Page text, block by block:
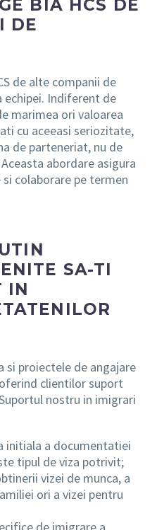
BIA HCS DE
DE
de alte companii de
Indiferent de
marimea ori valoarea
cu aceeasi seriozitate,
de parteneriat, nu de
abordare asigura
colaborare pe termen
SA-TI
IN
si proiectele de angajare
clientilor suport
nostru in imigrari
initiala a documentatiei
tipul de viza potrivit;
vizei de munca, a
ori a vizei pentru